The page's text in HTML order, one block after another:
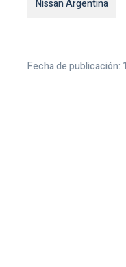
Nissan Argentina
Fecha de publicación: